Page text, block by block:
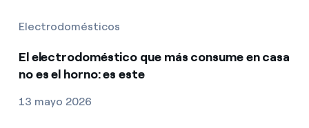
Electrodomésticos
El electrodoméstico que más consume en casa
no es el horno: es este
13 mayo 2026